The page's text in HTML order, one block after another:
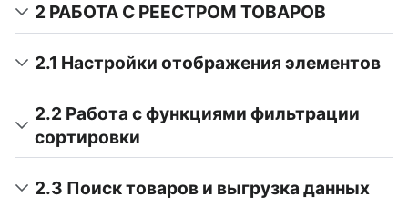
2 РАБОТА С РЕЕСТРОМ ТОВАРОВ
2.1 Настройки отображения элементов
2.2 Работа с функциями фильтрации
сортировки
2.3 Поиск товаров и выгрузка данных